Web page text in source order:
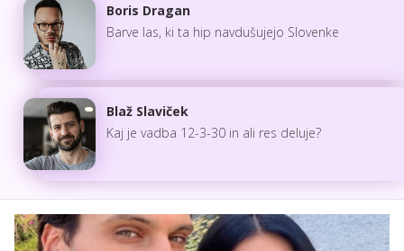
Boris Dragan
Barve las, ki ta hip navdušujejo Slovenke
Blaž Slaviček
Kaj je vadba 12-3-30 in ali res deluje?